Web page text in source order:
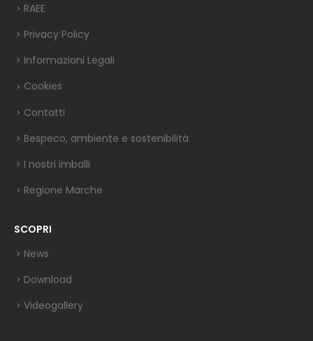
RAEE
Privacy Policy
Informazioni Legali
Cookies
Contatti
Bespeco, ambiente e sostenibilità
I nostri imballi
Regione Marche
SCOPRI
News
Download
Videogallery